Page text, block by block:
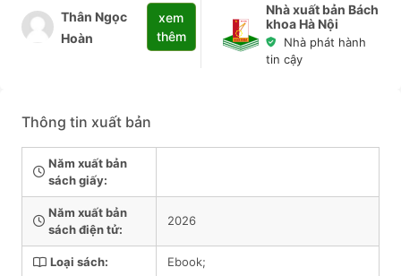
Thân Ngọc
Hoàn
xem
thêm
Nhà xuất bản Bách
khoa Hà Nội
Nhà phát hành
tin cậy
Thông tin xuất bản
Năm xuất bản
sách giấy:
Năm xuất bản
sách điện tử:
2026
Loại sách: Ebook;